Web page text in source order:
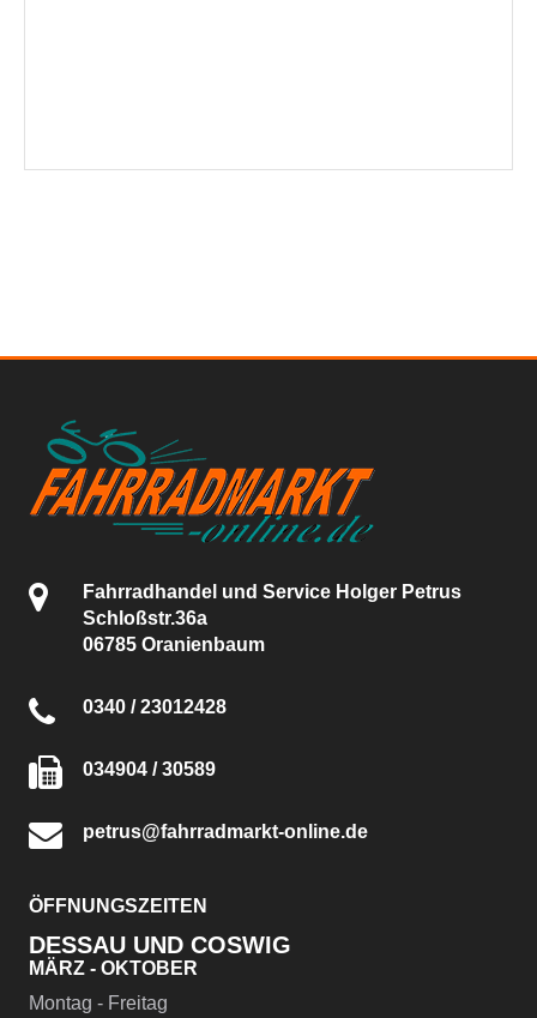
Fahrradhandel und Service Holger Petrus
Schloßstr.36a
06785 Oranienbaum
0340 / 23012428
034904 / 30589
petrus@fahrradmarkt-online.de
ÖFFNUNGSZEITEN
DESSAU UND COSWIG
MÄRZ - OKTOBER
Montag - Freitag